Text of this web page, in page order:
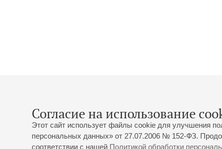
Согласие на использование
Этот сайт использует файлы cookie для улучшения
персональных данных» от 27.07.2006 № 152-ФЗ.
соответствии с нашей Политикой обработки